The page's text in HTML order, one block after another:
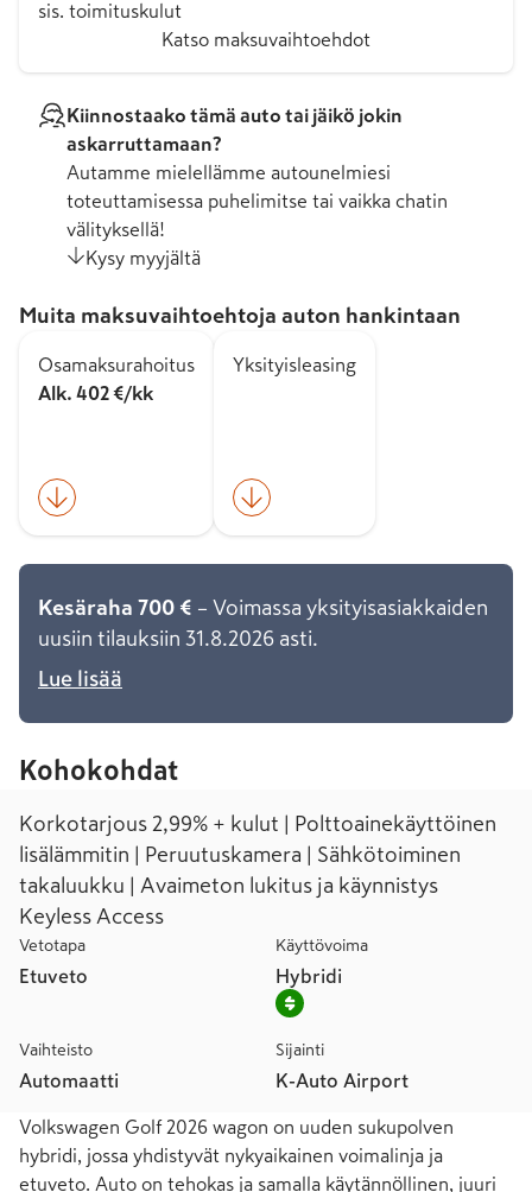
sis. toimituskulut
Katso maksuvaihtoehdot
Kiinnostaako tämä auto tai jäikö jokin
askarruttamaan?
Autamme mielellämme autounelmiesi
toteuttamisessa puhelimitse tai vaikka chatin
välityksellä!
Kysy myyjältä
Muita maksuvaihtoehtoja auton hankintaan
Osamaksurahoitus
Alk. 402 €/kk
Yksityisleasing
Kesäraha 700 € – Voimassa yksityisasiakkaiden
uusiin tilauksiin 31.8.2026 asti.
Lue lisää
Kohokohdat
Korkotarjous 2,99% + kulut | Polttoainekäyttöinen
lisälämmitin | Peruutuskamera | Sähkötoiminen
takaluukku | Avaimeton lukitus ja käynnistys
Keyless Access
Vetotapa
Etuveto
Käyttövoima
Hybridi
Vaihteisto
Automaatti
Sijainti
K-Auto Airport
Volkswagen Golf 2026 wagon on uuden sukupolven
hybridi, jossa yhdistyvät nykyaikainen voimalinja ja
etuveto. Auto on tehokas ja samalla käytännöllinen, juuri